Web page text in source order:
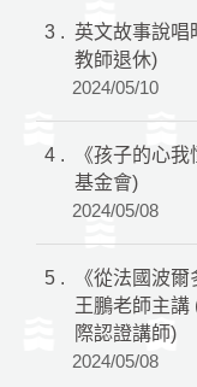
3
英文故事說唱
教師退休)
2024/05/10
4
《孩子的心
基金會)
2024/05/08
5
《從法國波
王鵬老師主講
際認證講師)
2024/05/08